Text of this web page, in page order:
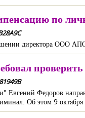
по
директора ООО
Евгений Федоров
Об этом 9